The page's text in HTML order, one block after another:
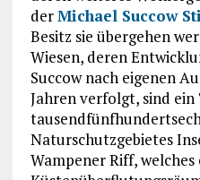
derMichael Succow
Besitz sie übergehen
Wiesen, deren
Succow nach eigenen
Jahren verfolgt, sind ein
Naturschutzgebietes
Wampener Riff,